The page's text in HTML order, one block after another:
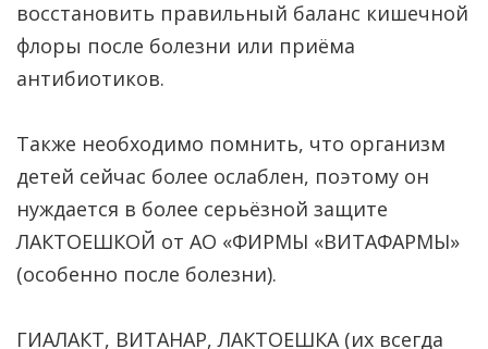
восстановить правильный баланс кишечной
флоры после болезни или приёма
антибиотиков.
Также необходимо помнить, что организм
детей сейчас более ослаблен, поэтому он
нуждается в более серьёзной защите
ЛАКТОЕШКОЙ от АО «ФИРМЫ «ВИТАФАРМЫ»
(особенно после болезни).
ГИАЛАКТ, ВИТАНАР, ЛАКТОЕШКА (их всегда